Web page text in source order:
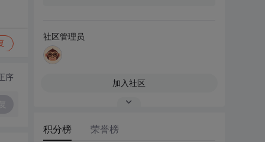
序
社区管理员
加入社区
积分榜 荣誉榜